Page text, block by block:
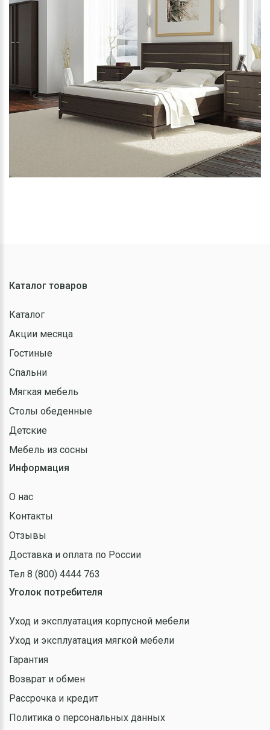
Каталог товаров
Каталог
Акции месяца
Гостиные
Спальни
Мягкая мебель
Столы обеденные
Детские
Мебель из сосны
Информация
О нас
Контакты
Отзывы
Доставка и оплата по России
Тел 8 (800) 4444 763
Уголок потребителя
Уход и эксплуатация корпусной мебели
Уход и эксплуатация мягкой мебели
Гарантия
Возврат и обмен
Рассрочка и кредит
Политика о персональных данных